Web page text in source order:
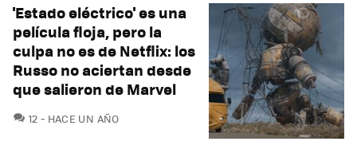
'Estado eléctrico' es una
película floja, pero la
culpa no es de Netflix: los
Russo no aciertan desde
que salieron de Marvel
12 COMENTARIOS
HACE UN AÑO